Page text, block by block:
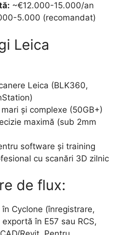
~€12.000-15.000/an
5.000 (recomandat)
Leica
Leica (BLK360,
și complexe (50GB+)
maximă (sub 2mm
software și training
cu scanări 3D zilnic
de flux:
Cyclone (înregistrare,
în E57 sau RCS,